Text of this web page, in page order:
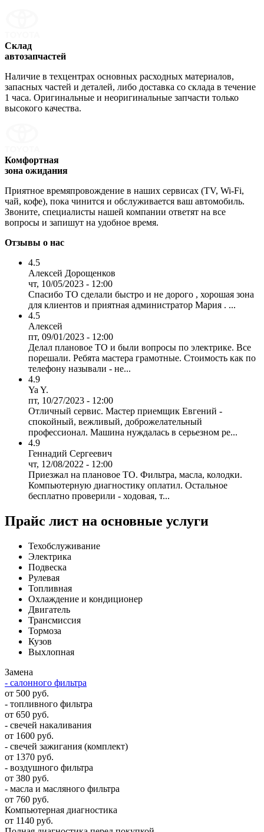
Склад
автозапчастей
Наличие в техцентрах основных расходных материалов,
запасных частей и деталей, либо доставка со склада в течение
1 часа. Оригинальные и неоригинальные запчасти только
высокого качества.
Комфортная
зона ожидания
Приятное времяпровождение в наших сервисах (TV, Wi-Fi,
чай, кофе), пока чинится и обслуживается ваш автомобиль.
Звоните, специалисты нашей компании ответят на все
вопросы и запишут на удобное время.
Отзывы о нас
4.5
Алексей Дорощенков
чт, 10/05/2023 - 12:00
Спасибо ТО сделали быстро и не дорого , хорошая зона
для клиентов и приятная администратор Мария . ...
4.5
Алексей
пт, 09/01/2023 - 12:00
Делал плановое ТО и были вопросы по электрике. Все
порешали. Ребята мастера грамотные. Стоимость как по
телефону называли - не...
4.9
Ya Y.
пт, 10/27/2023 - 12:00
Отличный сервис. Мастер приемщик Евгений -
спокойный, вежливый, доброжелательный
профессионал. Машина нуждалась в серьезном ре...
4.9
Геннадий Сергеевич
чт, 12/08/2022 - 12:00
Приезжал на плановое ТО. Фильтра, масла, колодки.
Компьютерную диагностику оплатил. Остальное
бесплатно проверили - ходовая, т...
Прайс лист на основные услуги
Техобслуживание
Электрика
Подвеска
Рулевая
Топливная
Охлаждение и кондиционер
Двигатель
Трансмиссия
Тормоза
Кузов
Выхлопная
Замена
- салонного фильтра
от 500 руб.
- топливного фильтра
от 650 руб.
- свечей накаливания
от 1600 руб.
- свечей зажигания (комплект)
от 1370 руб.
- воздушного фильтра
от 380 руб.
- масла и масляного фильтра
от 760 руб.
Компьютерная диагностика
от 1140 руб.